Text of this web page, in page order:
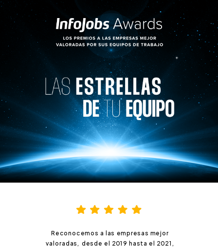
Reconocemos a las empresas mejor
valoradas, desde el 2019 hasta el 2021,